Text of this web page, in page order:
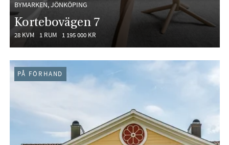
BYMARKEN, JÖNKÖPING
Kortebovägen 7
28 KVM 1 RUM 1 195 000 KR
PÅ FÖRHAND